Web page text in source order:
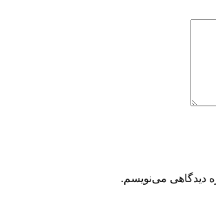
دیدگاهی می‌نویسم.